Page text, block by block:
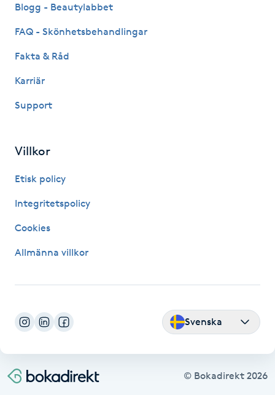
Hyperhidros
Hårvård
IPL
Blogg - Beautylabbet
FAQ - Skönhetsbehandlingar
Fakta & Råd
Karriär
Support
Villkor
Etisk policy
Integritetspolicy
Cookies
Allmänna villkor
Svenska
© Bokadirekt 2026